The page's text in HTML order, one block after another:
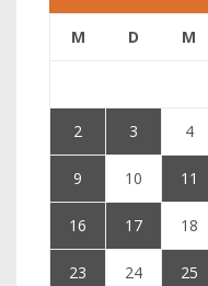
M D M
2 3 4
9 10 11
16 17 18
23 24 25